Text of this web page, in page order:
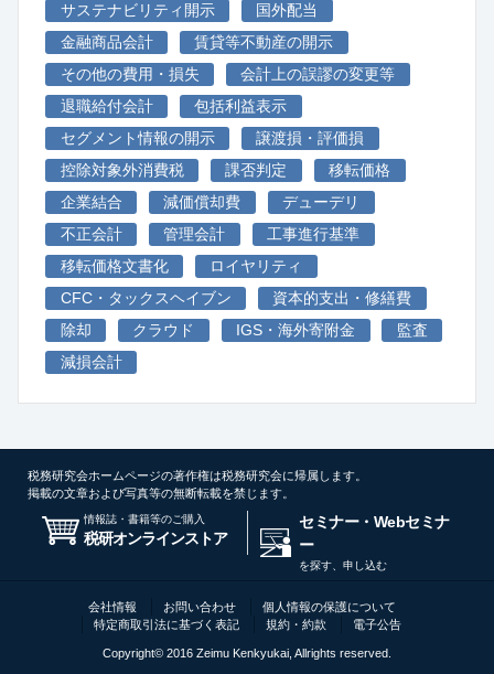
サステナビリティ開示
国外配当
金融商品会計
賃貸等不動産の開示
その他の費用・損失
会計上の誤謬の変更等
退職給付会計
包括利益表示
セグメント情報の開示
譲渡損・評価損
控除対象外消費税
課否判定
移転価格
企業結合
減価償却費
デューデリ
不正会計
管理会計
工事進行基準
移転価格文書化
ロイヤリティ
CFC・タックスヘイブン
資本的支出・修繕費
除却
クラウド IGS・海外寄附金
監査
減損会計
税務研究会ホームページの著作権は税務研究会に帰属します。
掲載の文章および写真等の無断転載を禁じます。
情報誌・書籍等のご購入
税研オンラインストア
セミナー・Webセミナ
ー
を探す、申し込む
会社情報 お問い合わせ
個人情報の保護について
特定商取引法に基づく表記
規約・約款 電子公告
Copyright© 2016 Zeimu Kenkyukai, Allrights reserved.